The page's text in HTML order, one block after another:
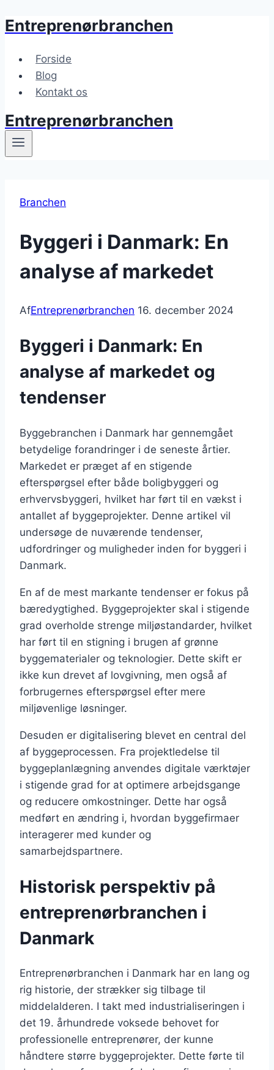
Fortsæt
indhold
Entreprenørbranchen
Forside
Blog
Kontakt os
Entreprenørbranchen
Branchen
Byggeri i Danmark: En
analyse af markedet
AfEntreprenørbranchen 16. december 2024
Byggeri i Danmark: En
analyse af markedet og
tendenser
Byggebranchen i Danmark har gennemgået
betydelige forandringer i de seneste årtier.
Markedet er præget af en stigende
efterspørgsel efter både boligbyggeri og
erhvervsbyggeri, hvilket har ført til en vækst i
antallet af byggeprojekter. Denne artikel vil
undersøge de nuværende tendenser,
udfordringer og muligheder inden for byggeri i
Danmark.
En af de mest markante tendenser er fokus på
bæredygtighed. Byggeprojekter skal i stigende
grad overholde strenge miljøstandarder, hvilket
har ført til en stigning i brugen af grønne
byggematerialer og teknologier. Dette skift er
ikke kun drevet af lovgivning, men også af
forbrugernes efterspørgsel efter mere
miljøvenlige løsninger.
Desuden er digitalisering blevet en central del
af byggeprocessen. Fra projektledelse til
byggeplanlægning anvendes digitale værktøjer
i stigende grad for at optimere arbejdsgange
og reducere omkostninger. Dette har også
medført en ændring i, hvordan byggefirmaer
interagerer med kunder og
samarbejdspartnere.
Historisk perspektiv på
entreprenørbranchen i
Danmark
Entreprenørbranchen i Danmark har en lang og
rig historie, der strækker sig tilbage til
middelalderen. I takt med industrialiseringen i
det 19. århundrede voksede behovet for
professionelle entreprenører, der kunne
håndtere større byggeprojekter. Dette førte til